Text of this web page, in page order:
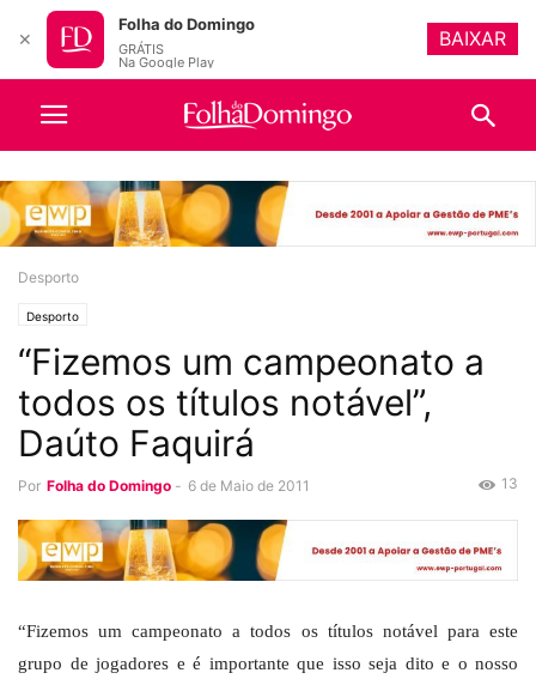
Desporto
Desporto
“Fizemos um campeonato a
todos os títulos notável”,
Daúto Faquirá
Por Folha do Domingo - 6 de Maio de 2011 13
“Fizemos um campeonato a todos os títulos notável para este
grupo de jogadores e é importante que isso seja dito e o nosso
✕
Folha do Domingo
GRÁTIS
Na Google Play
BAIXAR